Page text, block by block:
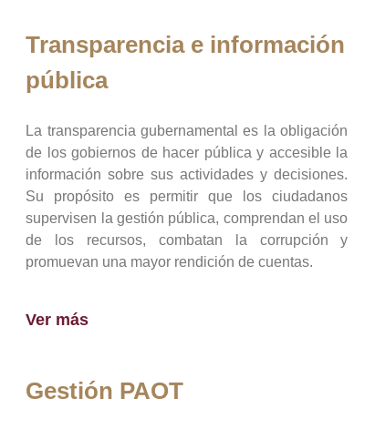
Transparencia e información
pública
La transparencia gubernamental es la obligación
de los gobiernos de hacer pública y accesible la
información sobre sus actividades y decisiones.
Su propósito es permitir que los ciudadanos
supervisen la gestión pública, comprendan el uso
de los recursos, combatan la corrupción y
promuevan una mayor rendición de cuentas.
Ver más
Gestión PAOT